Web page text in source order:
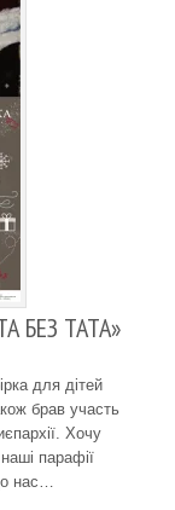
БЕЗ ТАТА»
для дітей
брав участь
Хочу
парафії
нас…